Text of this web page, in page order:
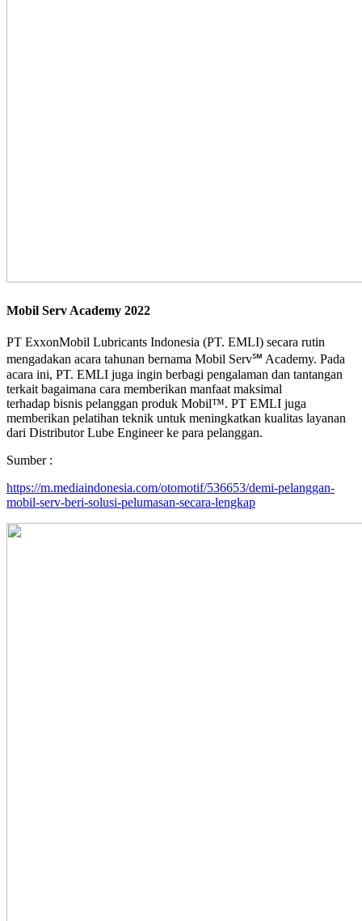
Mobil Serv Academy 2022
PT ExxonMobil Lubricants Indonesia (PT. EMLI) secara rutin
mengadakan acara tahunan bernama Mobil Serv℠ Academy. Pada
acara ini, PT. EMLI juga ingin berbagi pengalaman dan tantangan
terkait bagaimana cara memberikan manfaat maksimal
terhadap bisnis pelanggan produk Mobil™. PT EMLI juga
memberikan pelatihan teknik untuk meningkatkan kualitas layanan
dari Distributor Lube Engineer ke para pelanggan.
Sumber :
https://m.mediaindonesia.com/otomotif/536653/demi-pelanggan-
mobil-serv-beri-solusi-pelumasan-secara-lengkap